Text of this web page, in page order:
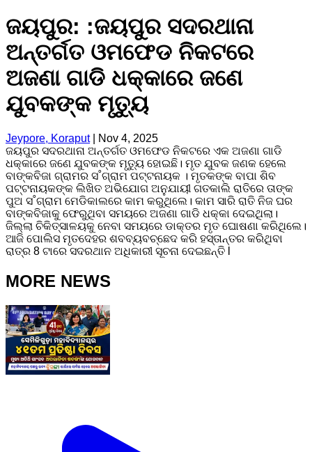
ଜୟପୁର: :ଜୟପୁର ସଦରଥାନା
ଅନ୍ତର୍ଗତ ଓମଫେଡ ନିକଟରେ
ଅଜଣା ଗାଡି ଧକ୍କାରେ ଜଣେ
ଯୁବକଙ୍କ ମୃତ୍ୟୁ
Jeypore, Koraput|
Nov 4, 2025
ଜୟପୁର ସଦରଥାନା ଅନ୍ତର୍ଗତ ଓମଫେଡ ନିକଟରେ ଏକ ଅଜଣା ଗାଡି
ଧକ୍କାରେ ଜଣେ ଯୁବକଙ୍କ ମୃତ୍ୟୁ ହୋଇଛି। ମୃତ ଯୁବକ ଜଣକ ହେଲେ
ବାଙ୍କବିଜା ଗ୍ରାମର ସ˚ଗ୍ରାମ ପଟ୍ଟନାୟକ । ମୃତକଙ୍କ ବାପା ଶିବ
ପଟ୍ଟନାୟକଙ୍କ ଲିଖିତ ଅଭିଯୋଗ ଅନୁଯାୟୀ ଗତକାଲି ରାତିରେ ତାଙ୍କ
ପୁଅ ସ˚ଗ୍ରାମ ମେଡିକାଲରେ କାମ କରୁଥିଲେ। କାମ ସାରି ରାତି ନିଜ ଘର
ବାଙ୍କବିଜାକୁ ଫେରୁଥିବା ସମୟରେ ଅଜଣା ଗାଡି ଧକ୍କା ଦେଇଥିଲା।
ଜିଲ୍ଲା ଚିକିତ୍ସାଳୟକୁ ନେବା ସମୟରେ ଡାକ୍ତର ମୃତ ଘୋଷଣା କରିଥିଲେ।
ଆଜି ପୋଲିସ ମୃତଦେହର ଶବବ୍ୟବଚ୍ଛେଦ କରି ହସ୍ତାନ୍ତର କରିଥିବା
ରାତ୍ର 8 ଟାରେ ସଦରଥାନ ଅଧିକାରୀ ସୂଚନା ଦେଇଛନ୍ତି l
MORE NEWS